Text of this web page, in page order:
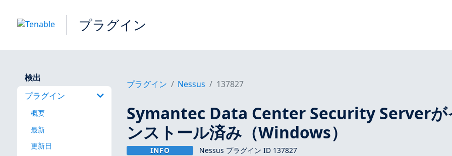
プラグイン
検出
プラグイン
概要
最新
更新日
プラグイン Nessus 137827
Symantec Data Center Security Serverが
ンストール済み（Windows）
INFO Nessus プラグイン ID 137827